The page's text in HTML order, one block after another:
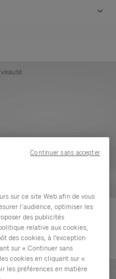
- Cuir Pochette zippée
€
sur ce site Web afin de vous
l’audience, optimiser les
des publicités
relative aux cookies,
des cookies, à l'exception
sur « Continuer sans
cookies en cliquant sur «
les préférences en matière
Continuer sans accepter